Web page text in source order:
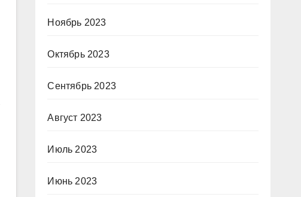
Ноябрь 2023
Октябрь 2023
Сентябрь 2023
Август 2023
Июль 2023
Июнь 2023